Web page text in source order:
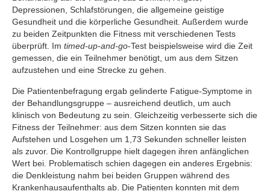
Depressionen, Schlafstörungen, die allgemeine geistige
Gesundheit und die körperliche Gesundheit. Außerdem wurde
zu beiden Zeitpunkten die Fitness mit verschiedenen Tests
überprüft. Im timed-up-and-go-Test beispielsweise wird die Zeit
gemessen, die ein Teilnehmer benötigt, um aus dem Sitzen
aufzustehen und eine Strecke zu gehen.
Die Patientenbefragung ergab gelinderte Fatigue-Symptome in
der Behandlungsgruppe – ausreichend deutlich, um auch
klinisch von Bedeutung zu sein. Gleichzeitig verbesserte sich die
Fitness der Teilnehmer: aus dem Sitzen konnten sie das
Aufstehen und Losgehen um 1,73 Sekunden schneller leisten
als zuvor. Die Kontrollgruppe hielt dagegen ihren anfänglichen
Wert bei. Problematisch schien dagegen ein anderes Ergebnis:
die Denkleistung nahm bei beiden Gruppen während des
Krankenhausaufenthalts ab. Die Patienten konnten mit dem